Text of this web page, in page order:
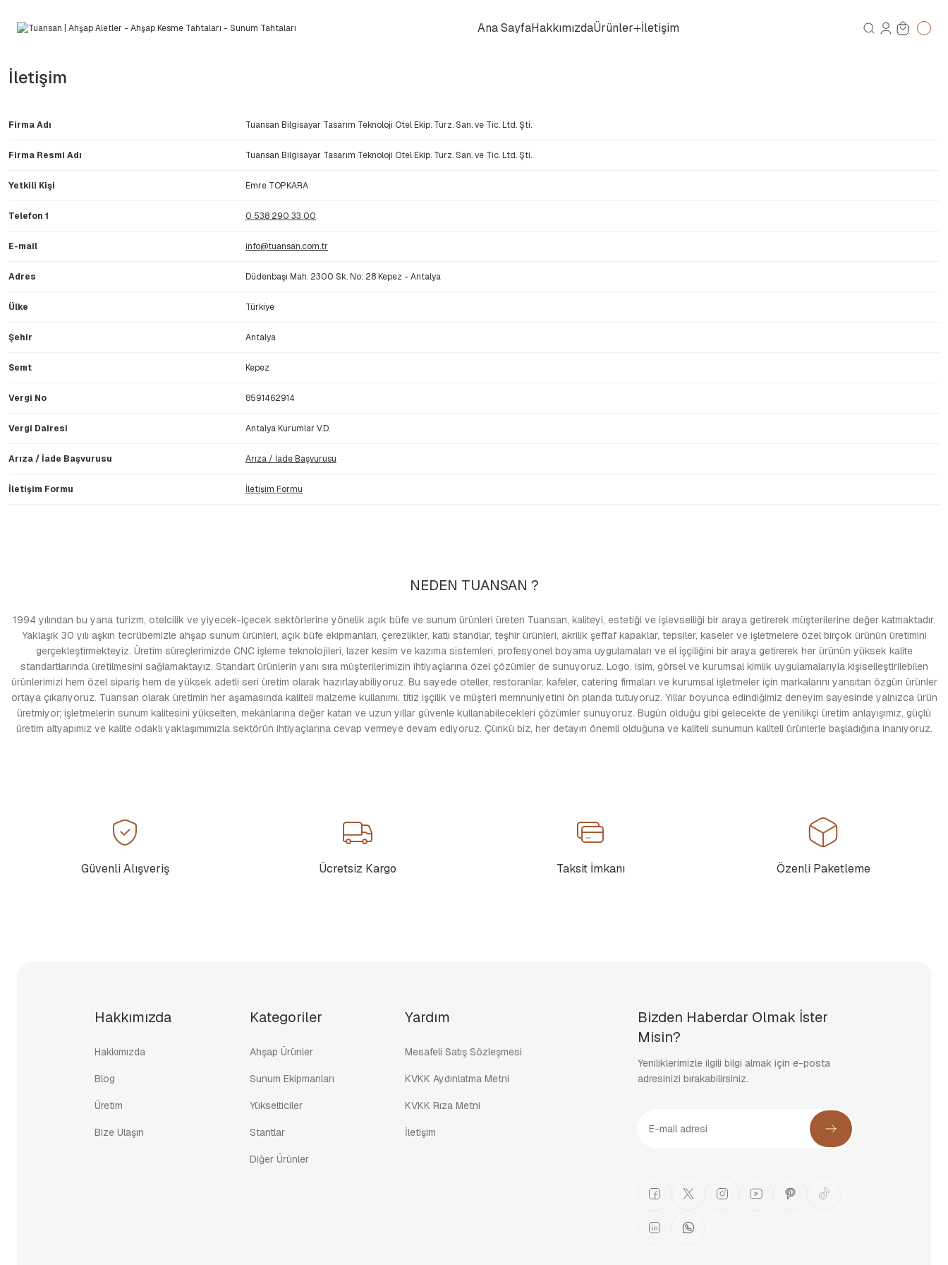
Ana SayfaHakkımızdaÜrünler İletişim
İletişim
Firma Adı Tuansan Bilgisayar Tasarım Teknoloji Otel Ekip. Turz. San. ve Tic. Ltd. Şti.
Firma Resmi Adı Tuansan Bilgisayar Tasarım Teknoloji Otel Ekip. Turz. San. ve Tic. Ltd. Şti.
Yetkili Kişi Emre TOPKARA
Telefon 1 0 538 290 33 00
E-mail info@tuansan.com.tr
Adres Düdenbaşı Mah. 2300 Sk. No: 28 Kepez - Antalya
Ülke Türkiye
Şehir Antalya
Semt Kepez
Vergi No 8591462914
Vergi Dairesi Antalya Kurumlar V.D.
Arıza / İade Başvurusu Arıza / İade Başvurusu
İletişim Formu İletişim Formu
NEDEN TUANSAN ?
1994 yılından bu yana turizm, otelcilik ve yiyecek-içecek sektörlerine yönelik açık büfe ve sunum ürünleri üreten Tuansan, kaliteyi, estetiği ve işlevselliği bir araya getirerek müşterilerine değer katmaktadır.
Yaklaşık 30 yılı aşkın tecrübemizle ahşap sunum ürünleri, açık büfe ekipmanları, çerezlikler, katlı standlar, teşhir ürünleri, akrilik şeffaf kapaklar, tepsiler, kaseler ve işletmelere özel birçok ürünün üretimini
gerçekleştirmekteyiz. Üretim süreçlerimizde CNC işleme teknolojileri, lazer kesim ve kazıma sistemleri, profesyonel boyama uygulamaları ve el işçiliğini bir araya getirerek her ürünün yüksek kalite
standartlarında üretilmesini sağlamaktayız. Standart ürünlerin yanı sıra müşterilerimizin ihtiyaçlarına özel çözümler de sunuyoruz. Logo, isim, görsel ve kurumsal kimlik uygulamalarıyla kişiselleştirilebilen
ürünlerimizi hem özel sipariş hem de yüksek adetli seri üretim olarak hazırlayabiliyoruz. Bu sayede oteller, restoranlar, kafeler, catering firmaları ve kurumsal işletmeler için markalarını yansıtan özgün ürünler
ortaya çıkarıyoruz. Tuansan olarak üretimin her aşamasında kaliteli malzeme kullanımı, titiz işçilik ve müşteri memnuniyetini ön planda tutuyoruz. Yıllar boyunca edindiğimiz deneyim sayesinde yalnızca ürün
üretmiyor; işletmelerin sunum kalitesini yükselten, mekânlarına değer katan ve uzun yıllar güvenle kullanabilecekleri çözümler sunuyoruz. Bugün olduğu gibi gelecekte de yenilikçi üretim anlayışımız, güçlü
üretim altyapımız ve kalite odaklı yaklaşımımızla sektörün ihtiyaçlarına cevap vermeye devam ediyoruz. Çünkü biz, her detayın önemli olduğuna ve kaliteli sunumun kaliteli ürünlerle başladığına inanıyoruz.
Güvenli Alışveriş Ücretsiz Kargo Taksit İmkanı Özenli Paketleme
Hakkımızda
Hakkımızda
Blog
Üretim
Bize Ulaşın
Kategoriler
Ahşap Ürünler
Sunum Ekipmanları
Yükselticiler
Stantlar
Diğer Ürünler
Yardım
Mesafeli Satış Sözleşmesi
KVKK Aydınlatma Metni
KVKK Rıza Metni
İletişim
Bizden Haberdar Olmak İster
Misin?
Yeniliklerimizle ilgili bilgi almak için e-posta
adresinizi bırakabilirsiniz.